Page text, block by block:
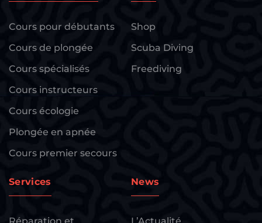
Cours pour débutants
Cours de plongée
Cours spécialisés
Cours instructeurs
Cours écologie
Plongée en apnée
Cours premier secours
Shop
Scuba Diving
Freediving
Services News